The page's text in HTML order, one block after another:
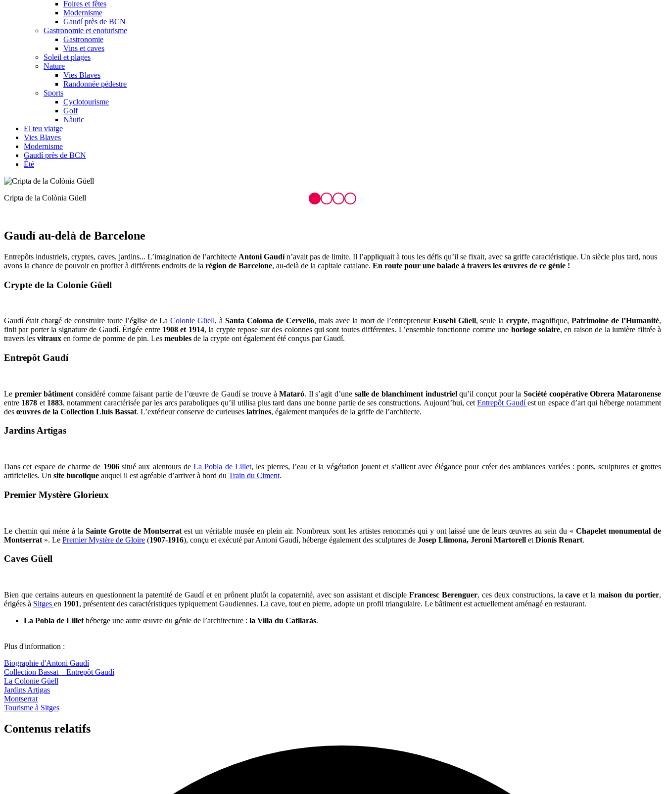
Foires et fêtes
Modernisme
Gaudí près de BCN
Gastronomie et enoturisme
Gastronomie
Vins et caves
Soleil et plages
Nature
Vies Blaves
Randonnée pédestre
Sports
Cyclotourisme
Golf
Nàutic
El teu viatge
Vies Blaves
Modernisme
Gaudí près de BCN
Été
Entrepôt Gaudí, Mataró
Gaudí au-delà de Barcelone
Entrepôts industriels, cryptes, caves, jardins... L’imagination de l’architecte Antoni Gaudín’avait pas de limite. Il l’appliquait à tous les défis qu’il se fixait, avec sa griffe caractéristique. Un siècle plus tard, nous
avons la chance de pouvoir en profiter à différents endroits de la région de Barcelone, au-delà de la capitale catalane. En route pour une balade à travers les œuvres de ce génie !
Crypte de la Colonie Güell
Gaudí était chargé de construire toute l’église de LaColonie Güell, àSanta Coloma de Cervelló, mais avec la mort de l’entrepreneur Eusebi Güell, seule lacrypte, magnifique,Patrimoine de l’Humanité,
finit par porter la signature de Gaudí. Érigée entre 1908 et 1914, la crypte repose sur des colonnes qui sont toutes différentes. L’ensemble fonctionne comme une horloge solaire, en raison de la lumière filtrée à
travers les vitraux en forme de pomme de pin. Les meubles de la crypte ont également été conçus par Gaudí.
Entrepôt Gaudí
Le premier bâtiment considéré comme faisant partie de l’œuvre de Gaudí se trouve àMataró. Il s’agit d’une salle de blanchiment industrielqu’il conçut pour laSociété coopérative Obrera Mataronense
entre 1878 et 1883, notamment caractérisée par les arcs paraboliques qu’il utilisa plus tard dans une bonne partie de ses constructions. Aujourd’hui, cetEntrepôt Gaudíest un espace d’art qui héberge notamment
des œuvres de la Collection Lluís Bassat. L’extérieur conserve de curieuses latrines, également marquées de la griffe de l’architecte.
Jardins Artigas
Dans cet espace de charme de 1906situé aux alentours deLa Pobla de Lillet, les pierres, l’eau et la végétation jouent et s’allient avec élégance pour créer des ambiances variées : ponts, sculptures et grottes
artificielles. Un site bucolique auquel il est agréable d’arriver à bord du Train du Ciment.
Premier Mystère Glorieux
Le chemin qui mène à laSainte Grotte de Montserrat est un véritable musée en plein air. Nombreux sont les artistes renommés qui y ont laissé une de leurs œuvres au sein du « Chapelet monumental de
Montserrat ». Le Premier Mystère de Gloire (1907-1916), conçu et exécuté par Antoni Gaudí, héberge également des sculptures de Josep Llimona, Jeroni Martorell et Dionís Renart.
Caves Güell
Bien que certains auteurs en questionnent la paternité de Gaudí et en prônent plutôt la copaternité, avec son assistant et discipleFrancesc Berenguer, ces deux constructions, lacaveet lamaison du portier,
érigées à Sitges en 1901, présentent des caractéristiques typiquement Gaudiennes. La cave, tout en pierre, adopte un profil triangulaire. Le bâtiment est actuellement aménagé en restaurant.
La Pobla de Lillet héberge une autre œuvre du génie de l’architecture : la Villa du Catllaràs.
Plus d'information :
Biographie d'Antoni Gaudí
Collection Bassat – Entrepôt Gaudí
La Colonie Güell
Jardins Artigas
Montserrat
Tourisme à Sitges
Contenus relatifs